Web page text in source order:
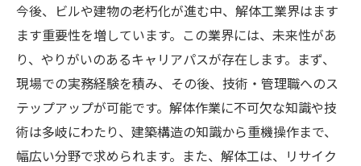
今後、ビルや建物の老朽化が進む中、解体工業界はます
ます重要性を増しています。この業界には、未来性があ
り、やりがいのあるキャリアパスが存在します。まず、
現場での実務経験を積み、その後、技術・管理職へのス
テップアップが可能です。解体作業に不可欠な知識や技
術は多岐にわたり、建築構造の知識から重機操作まで、
幅広い分野で求められます。また、解体工は、リサイク